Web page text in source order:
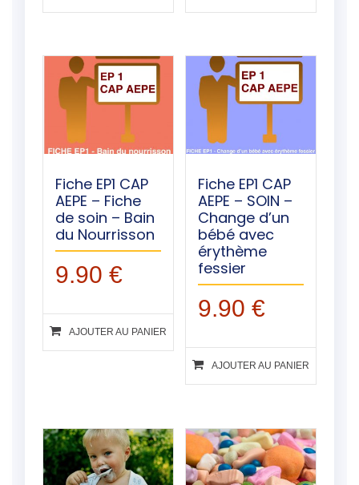
Fiche EP1 CAP
AEPE – Fiche
de soin – Bain
du Nourrisson
9.90 €
AJOUTER AU PANIER
Fiche EP1 CAP
AEPE – SOIN –
Change d’un
bébé avec
érythème
fessier
9.90 €
AJOUTER AU PANIER